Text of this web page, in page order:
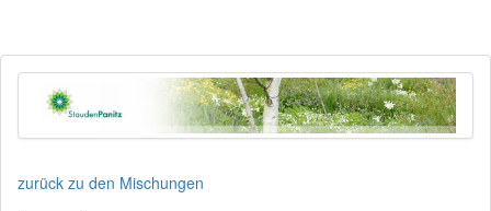
zurück zu den Mischungen